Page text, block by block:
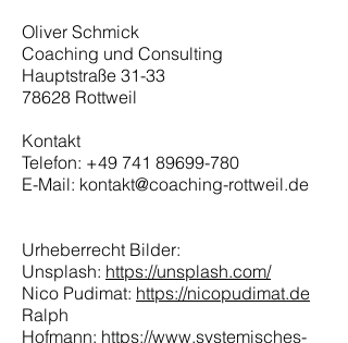
Oliver Schmick
Coaching und Consulting
Hauptstraße 31-33
78628 Rottweil
Kontakt
Telefon: +49 741 89699-780
E-Mail: kontakt@coaching-rottweil.de
Urheberrecht Bilder:
Unsplash: https://unsplash.com/
Nico Pudimat: https://nicopudimat.de
Ralph
Hofmann: https://www.systemisches-